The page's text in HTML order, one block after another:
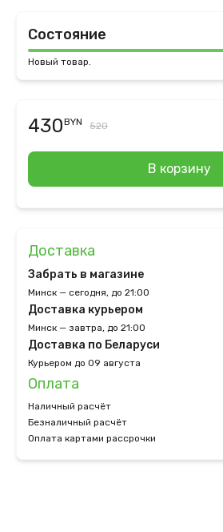
Состояние
Новый товар.
430BYN 520
В корзину
Доставка
Забрать в магазине
Минск — сегодня, до 21:00
Доставка курьером
Минск — завтра, до 21:00
Доставка по Беларуси
Курьером до 09 августа
Оплата
Наличный расчёт
Безналичный расчёт
Оплата картами рассрочки